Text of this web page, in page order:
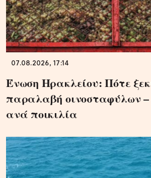
07.08.2026, 17:14
Ένωση Ηρακλείου: Πότε
παραλαβή οινοσταφύλων –
ανά ποικιλία